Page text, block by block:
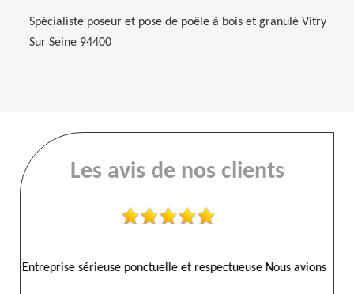
Spécialiste poseur et pose de poêle à bois et granulé Vitry
Sur Seine 94400
Les avis de nos clients
Entreprise sérieuse je recommande merci el ramonages